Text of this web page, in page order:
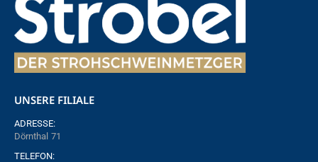
UNSERE FILIALE
ADRESSE:
Dörnthal 71
TELEFON: